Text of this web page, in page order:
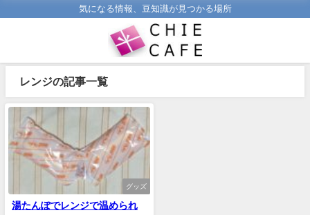
気になる情報、豆知識が見つかる場所
レンジの記事一覧
グッズ
湯たんぽでレンジで温められ